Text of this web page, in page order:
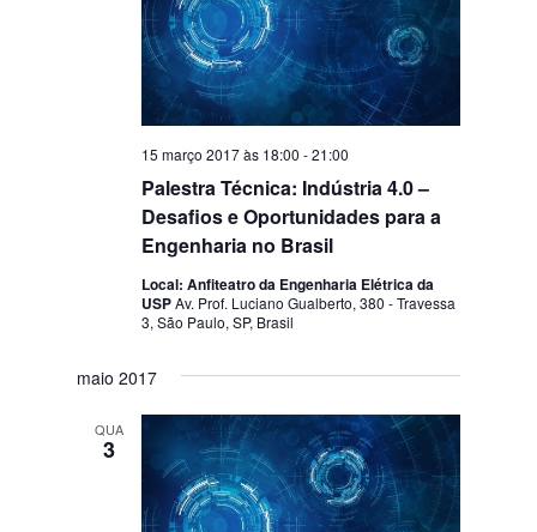
Palestra Técnica: Indústria 4.0 –
Desafios e Oportunidades para a
Engenharia no Brasil
15 março 2017 às 18:00 -21:00
Local: Anfiteatro da Engenharia Elétrica da
USPAv. Prof. Luciano Gualberto, 380 - Travessa
3, São Paulo, SP, Brasil
maio 2017
QUA
3